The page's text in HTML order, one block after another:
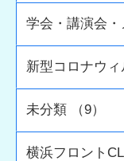
学会・講演会・
新型コロナウィ
未分類 （9）
横浜フロントCL